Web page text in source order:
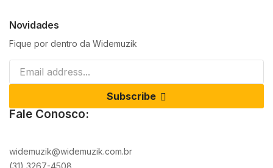
Novidades
Fique por dentro da Widemuzik
Subscribe
Fale Conosco:
widemuzik@widemuzik.com.br
(31) 3267-4508